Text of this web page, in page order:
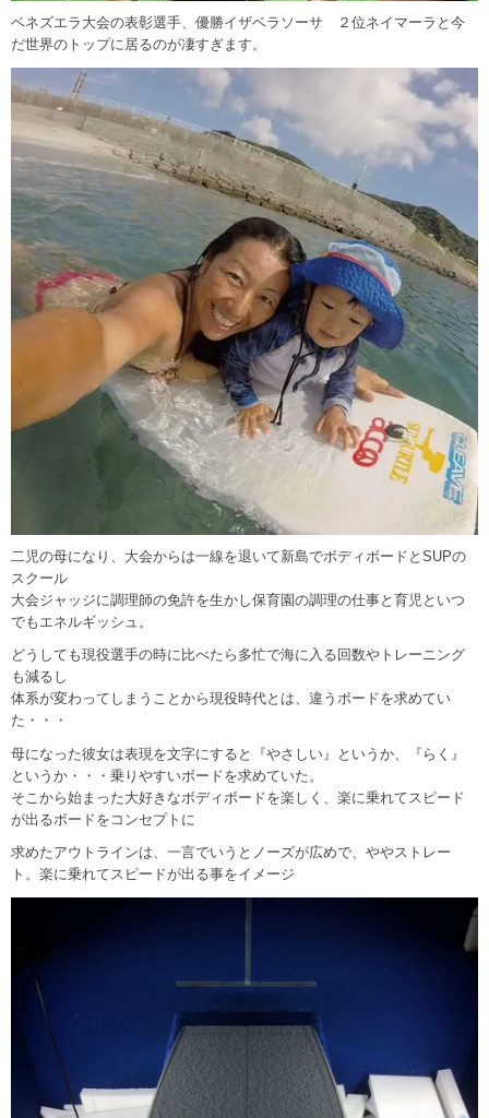
ベネズエラ大会の表彰選手、優勝イザベラソーサ ２位ネイマーラと今
だ世界のトップに居るのが凄すぎます。
二児の母になり、大会からは一線を退いて新島でボディボードとSUPの
スクール
大会ジャッジに調理師の免許を生かし保育園の調理の仕事と育児といつ
でもエネルギッシュ。
どうしても現役選手の時に比べたら多忙で海に入る回数やトレーニング
も減るし
体系が変わってしまうことから現役時代とは、違うボードを求めてい
た・・・
母になった彼女は表現を文字にすると『やさしい』というか、『らく』
というか・・・乗りやすいボードを求めていた。
そこから始まった大好きなボディボードを楽しく、楽に乗れてスピード
が出るボードをコンセプトに
求めたアウトラインは、一言でいうとノーズが広めで、ややストレー
ト。楽に乗れてスピードが出る事をイメージ